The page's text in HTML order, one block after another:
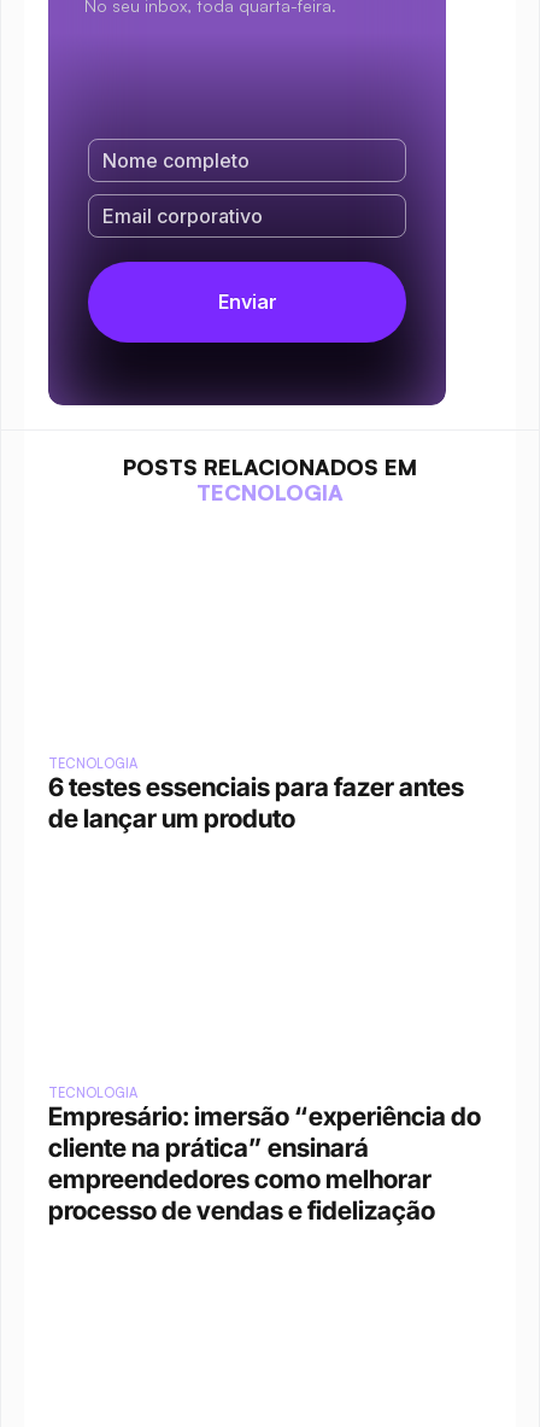
No seu inbox, toda quarta-feira.
POSTS RELACIONADOS EM
TECNOLOGIA
TECNOLOGIA
6 testes essenciais para fazer antes
de lançar um produto
TECNOLOGIA
Empresário: imersão “experiência do
cliente na prática” ensinará
empreendedores como melhorar
processo de vendas e fidelização